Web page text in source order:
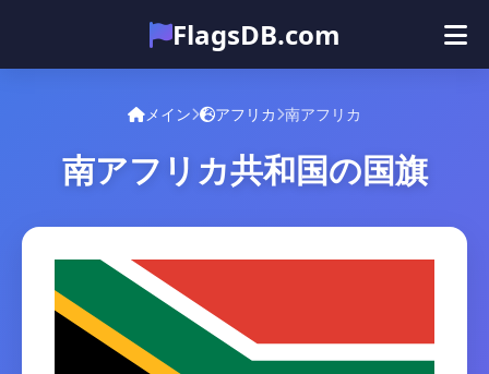
FlagsDB.com
メイン
クイズ
メイン アフリカ 南アフリカ
南アフリカ共和国の国旗